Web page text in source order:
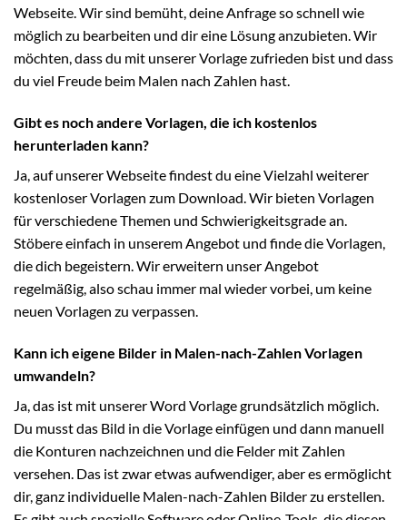
Webseite. Wir sind bemüht, deine Anfrage so schnell wie
möglich zu bearbeiten und dir eine Lösung anzubieten. Wir
möchten, dass du mit unserer Vorlage zufrieden bist und dass
du viel Freude beim Malen nach Zahlen hast.
Gibt es noch andere Vorlagen, die ich kostenlos
herunterladen kann?
Ja, auf unserer Webseite findest du eine Vielzahl weiterer
kostenloser Vorlagen zum Download. Wir bieten Vorlagen
für verschiedene Themen und Schwierigkeitsgrade an.
Stöbere einfach in unserem Angebot und finde die Vorlagen,
die dich begeistern. Wir erweitern unser Angebot
regelmäßig, also schau immer mal wieder vorbei, um keine
neuen Vorlagen zu verpassen.
Kann ich eigene Bilder in Malen-nach-Zahlen Vorlagen
umwandeln?
Ja, das ist mit unserer Word Vorlage grundsätzlich möglich.
Du musst das Bild in die Vorlage einfügen und dann manuell
die Konturen nachzeichnen und die Felder mit Zahlen
versehen. Das ist zwar etwas aufwendiger, aber es ermöglicht
dir, ganz individuelle Malen-nach-Zahlen Bilder zu erstellen.